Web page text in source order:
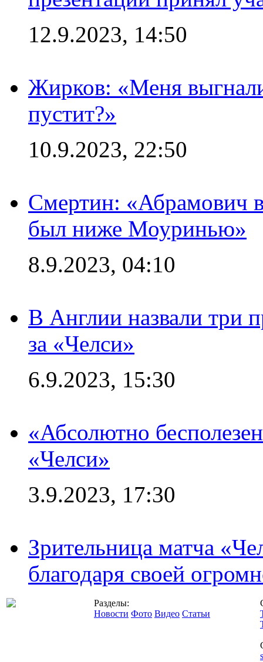
12.9.2023, 14:50
Жирков: «Меня
пустит?»
10.9.2023, 22:50
Смертин: «Абрамович в
был ниже Моуринью»
8.9.2023, 04:10
В Англии назвали три
за «Челси»
6.9.2023, 15:30
«Абсолютно
«Челси»
3.9.2023, 17:30
Зрительница матча
благодаря своей
Разделы:
Новости Фото Видео Статьи